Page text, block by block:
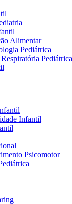
Alimentar
Pediátrica
Pediátrica
Infantil
Psicomotor